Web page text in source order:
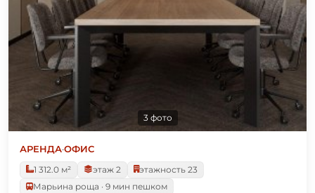
3 фото
АРЕНДА·ОФИС
1 312.0 м²
этаж 2
этажность 23
Марьина роща · 9 мин пешком